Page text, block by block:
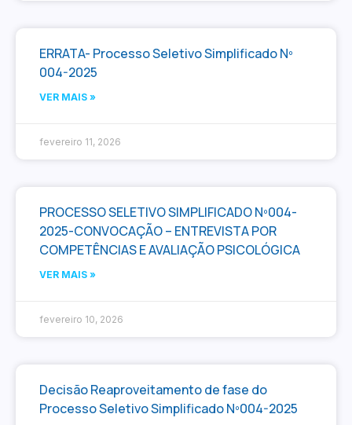
ERRATA- Processo Seletivo Simplificado Nº
004-2025
VER MAIS »
fevereiro 11, 2026
PROCESSO SELETIVO SIMPLIFICADO Nº004-
2025-CONVOCAÇÃO – ENTREVISTA POR
COMPETÊNCIAS E AVALIAÇÃO PSICOLÓGICA
VER MAIS »
fevereiro 10, 2026
Decisão Reaproveitamento de fase do
Processo Seletivo Simplificado Nº004-2025